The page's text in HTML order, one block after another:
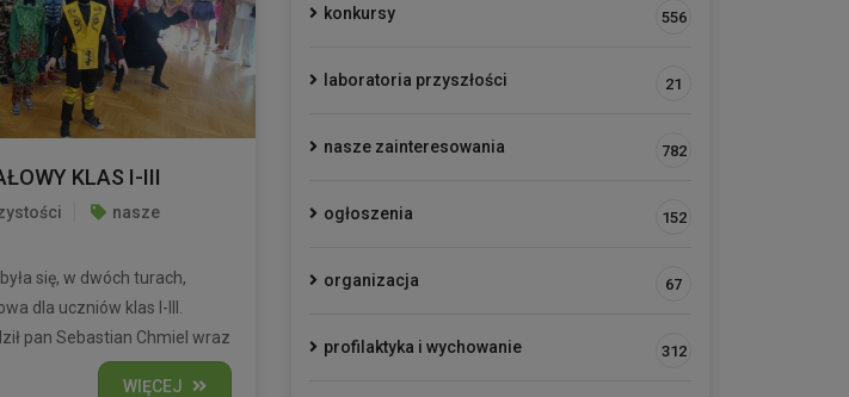
KLAS I-III
nasze
się, w dwóch turach,
dla uczniów klas I-III.
pan Sebastian Chmiel wraz
WIĘCEJ
konkursy 556
laboratoria przyszłości 21
nasze zainteresowania 782
ogłoszenia 152
organizacja 67
profilaktyka i wychowanie 312